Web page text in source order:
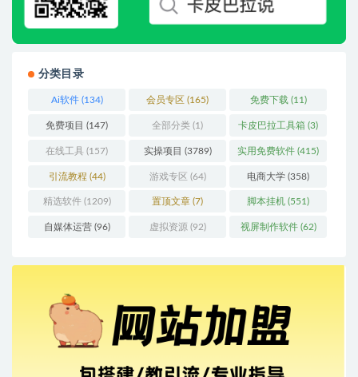
分类目录
Ai软件(134) 会员专区 (165) 免费下载 (11)
免费项目 (147) 全部分类 (1) 卡皮巴拉工具箱 (3)
在线工具 (157) 实操项目 (3789) 实用免费软件 (415)
引流教程 (44) 游戏专区 (64) 电商大学 (358)
精选软件(1209) 置顶文章 (7) 脚本挂机 (551)
自媒体运营(96) 虚拟资源 (92) 视屏制作软件(62)